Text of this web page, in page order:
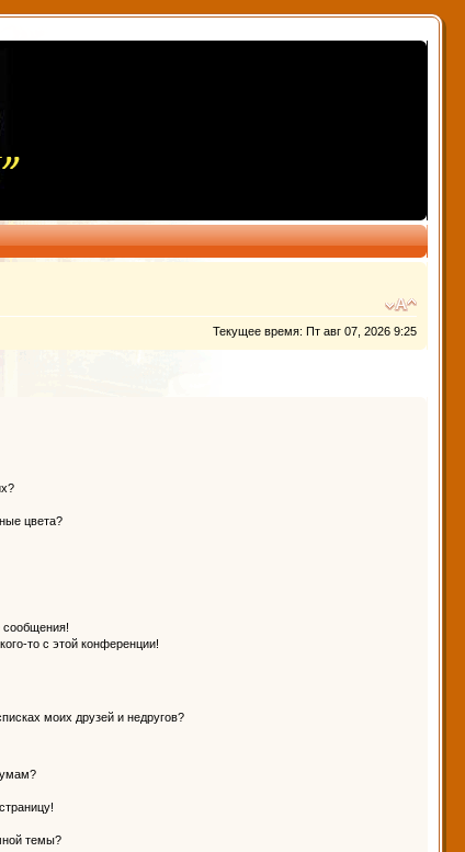
Текущее время: Пт авг 07, 2026 9:25
цвета?
сообщения!
то с этой конференции!
моих друзей и недругов?
темы?